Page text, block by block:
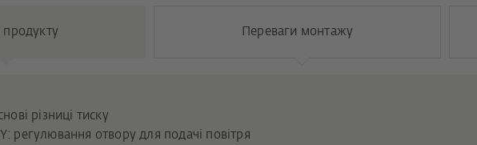
продукту Переваги монтажу
різниці тиску
регулювання отвору для подачі повітря